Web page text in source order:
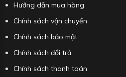
Hướng dẫn mua hàng
Chính sách vận chuyển
Chính sách bảo mật
Chính sách đổi trả
Chính sách thanh toán